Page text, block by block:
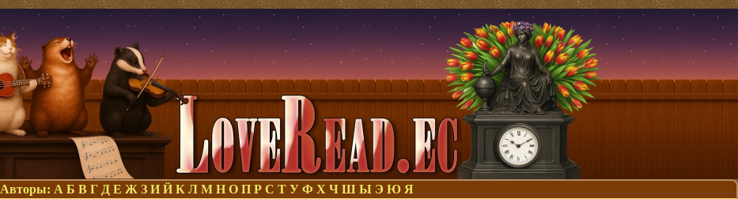
Авторы: А Б В Г Д Е Ж З И Й К Л М Н О П Р С Т У Ф Х Ч Ш Ы Э Ю Я